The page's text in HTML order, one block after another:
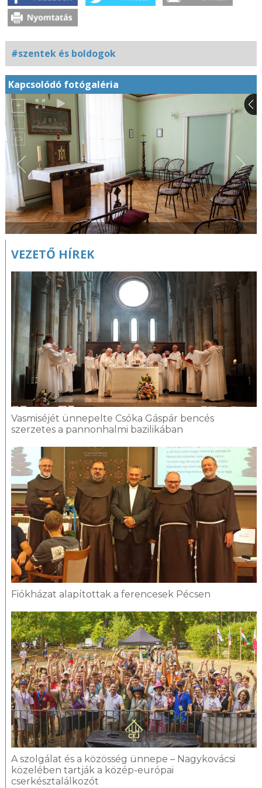
#szentek és boldogok
Kapcsolódó fotógaléria
VEZETŐ HÍREK
Vasmiséjét ünnepelte Csóka Gáspár bencés
szerzetes a pannonhalmi bazilikában
Fiókházat alapítottak a ferencesek Pécsen
A szolgálat és a közösség ünnepe – Nagykovácsi
közelében tartják a közép-európai
cserkésztalálkozót